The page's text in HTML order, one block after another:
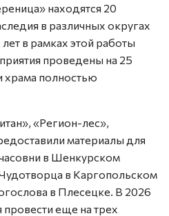
находятся 20
в различных округах
в рамках этой работы
проведены на 25
храма полностью
«Регион-лес»,
материалы для
в Шенкурском
в Каргопольском
в Плесецке. В 2026
провести еще на трех